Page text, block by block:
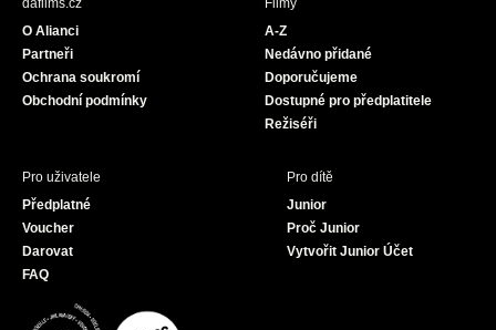
dafilms.cz
O Alianci
Partneři
Ochrana soukromí
Obchodní podmínky
Filmy
A-Z
Nedávno přidané
Doporučujeme
Dostupné pro předplatitele
Režiséři
Pro uživatele
Předplatné
Voucher
Darovat
FAQ
Pro dítě
Junior
Proč Junior
Vytvořit Junior Účet